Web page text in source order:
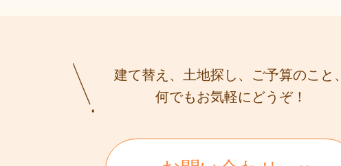
建て替え、土地探し、ご予算のこと、
何でもお気軽にどうぞ！